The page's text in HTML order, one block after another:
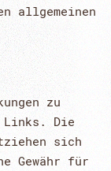
allgemeinen
zu
Die
sich
Gewähr für